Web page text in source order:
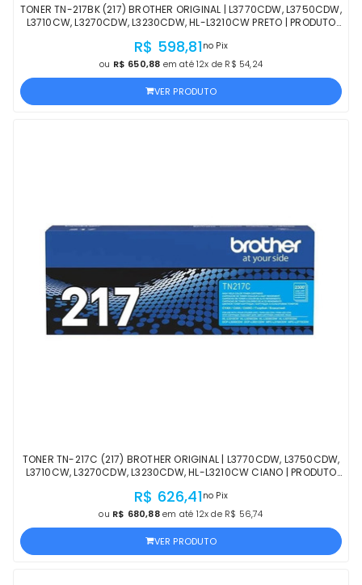
TONER TN-217BK (217) BROTHER ORIGINAL | L3770CDW, L3750CDW,
L3710CW, L3270CDW, L3230CDW, HL-L3210CW PRETO | PRODUTO
R$ 598,81no Pix
ou R$ 650,88 em até 12x de R$ 54,24
VER PRODUTO
TONER TN-217C (217) BROTHER ORIGINAL | L3770CDW, L3750CDW,
L3710CW, L3270CDW, L3230CDW, HL-L3210CW CIANO | PRODUTO
R$ 626,41no Pix
ou R$ 680,88em até 12x de R$ 56,74
VER PRODUTO